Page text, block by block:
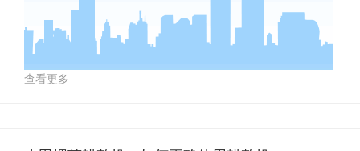
查看更多